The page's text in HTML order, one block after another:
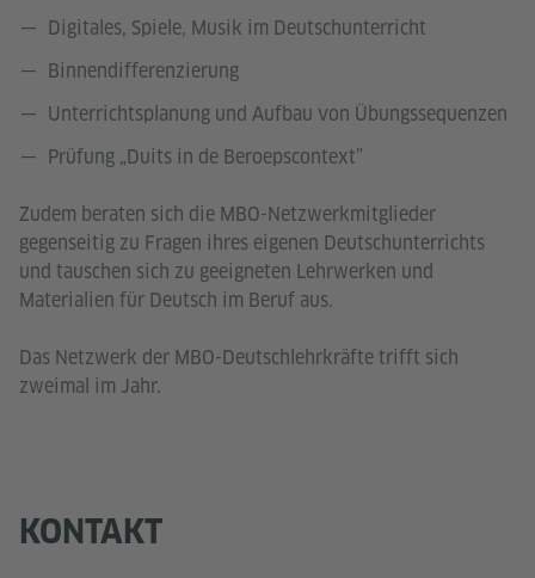
Digitales, Spiele, Musik im Deutschunterricht
Binnendifferenzierung
Unterrichtsplanung und Aufbau von Übungssequenzen
Prüfung „Duits in de Beroepscontext”
Zudem beraten sich die MBO-Netzwerkmitglieder
gegenseitig zu Fragen ihres eigenen Deutschunterrichts
und tauschen sich zu geeigneten Lehrwerken und
Materialien für Deutsch im Beruf aus.
Das Netzwerk der MBO-Deutschlehrkräfte trifft sich
zweimal im Jahr.
KONTAKT